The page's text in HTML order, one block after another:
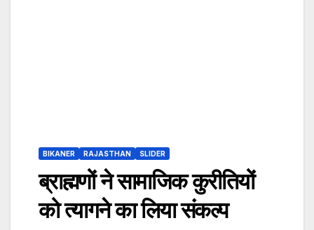
BIKANER RAJASTHAN SLIDER
ब्राह्मणों ने सामाजिक कुरीतियों
को त्यागने का लिया संकल्प